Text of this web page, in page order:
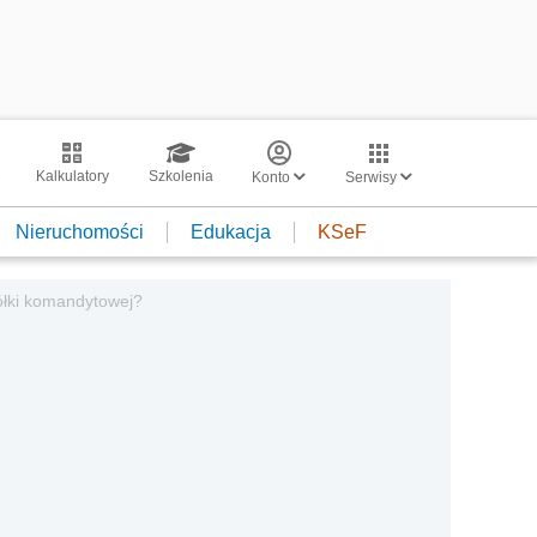
Kalkulatory Szkolenia Konto Serwisy
Nieruchomości Edukacja KSeF
komandytowej?